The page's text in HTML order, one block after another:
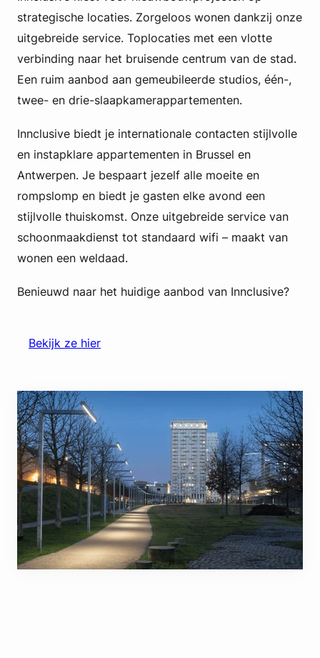
strategische locaties. Zorgeloos wonen dankzij onze
uitgebreide service. Toplocaties met een vlotte
verbinding naar het bruisende centrum van de stad.
Een ruim aanbod aan gemeubileerde studios, één-,
twee- en drie-slaapkamerappartementen.
Innclusive biedt je internationale contacten stijlvolle
en instapklare appartementen in Brussel en
Antwerpen. Je bespaart jezelf alle moeite en
rompslomp en biedt je gasten elke avond een
stijlvolle thuiskomst. Onze uitgebreide service van
schoonmaakdienst tot standaard wifi – maakt van
wonen een weldaad.
Benieuwd naar het huidige aanbod van Innclusive?
Bekijk ze hier